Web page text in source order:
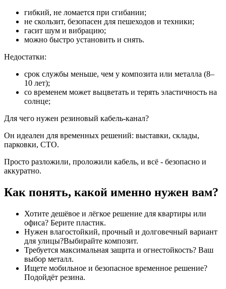
гибкий, не ломается при сгибании;
не скользит, безопасен для пешеходов и техники;
гасит шум и вибрацию;
можно быстро установить и снять.
Недостатки:
срок службы меньше, чем у композита или металла (8–
10 лет);
со временем может выцветать и терять эластичность на
солнце;
Для чего нужен резиновый кабель-канал?
Он идеален для временных решений: выставки, склады,
парковки, СТО.
Просто разложили, проложили кабель, и всё - безопасно и
аккуратно.
Как понять, какой именно нужен вам?
Хотите дешёвое и лёгкое решение для квартиры или
офиса? Берите пластик.
Нужен влагостойкий, прочный и долговечный вариант
для улицы?Выбирайте композит.
Требуется максимальная защита и огнестойкость? Ваш
выбор металл.
Ищете мобильное и безопасное временное решение?
Подойдёт резина.